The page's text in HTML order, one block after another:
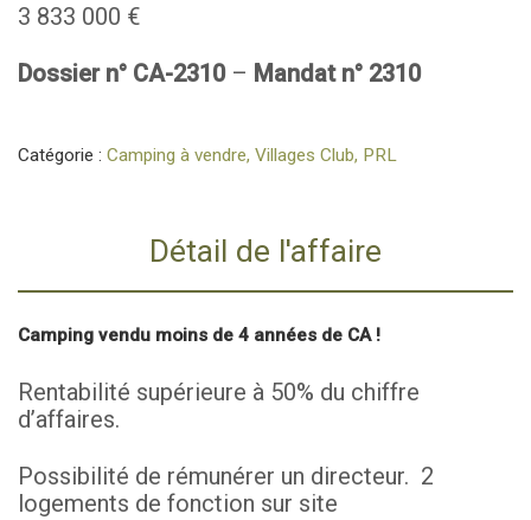
3 833 000 €
Dossier n° CA-2310– Mandat n° 2310
Catégorie : Camping à vendre, Villages Club, PRL
Détail de l'affaire
Camping vendu moins de 4 années de CA !
Rentabilité supérieure à 50% du chiffre
d’affaires.
Possibilité de rémunérer un directeur. 2
logements de fonction sur site